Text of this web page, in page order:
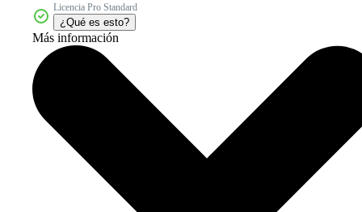
Licencia Pro Standard
¿Qué es esto?
Más información